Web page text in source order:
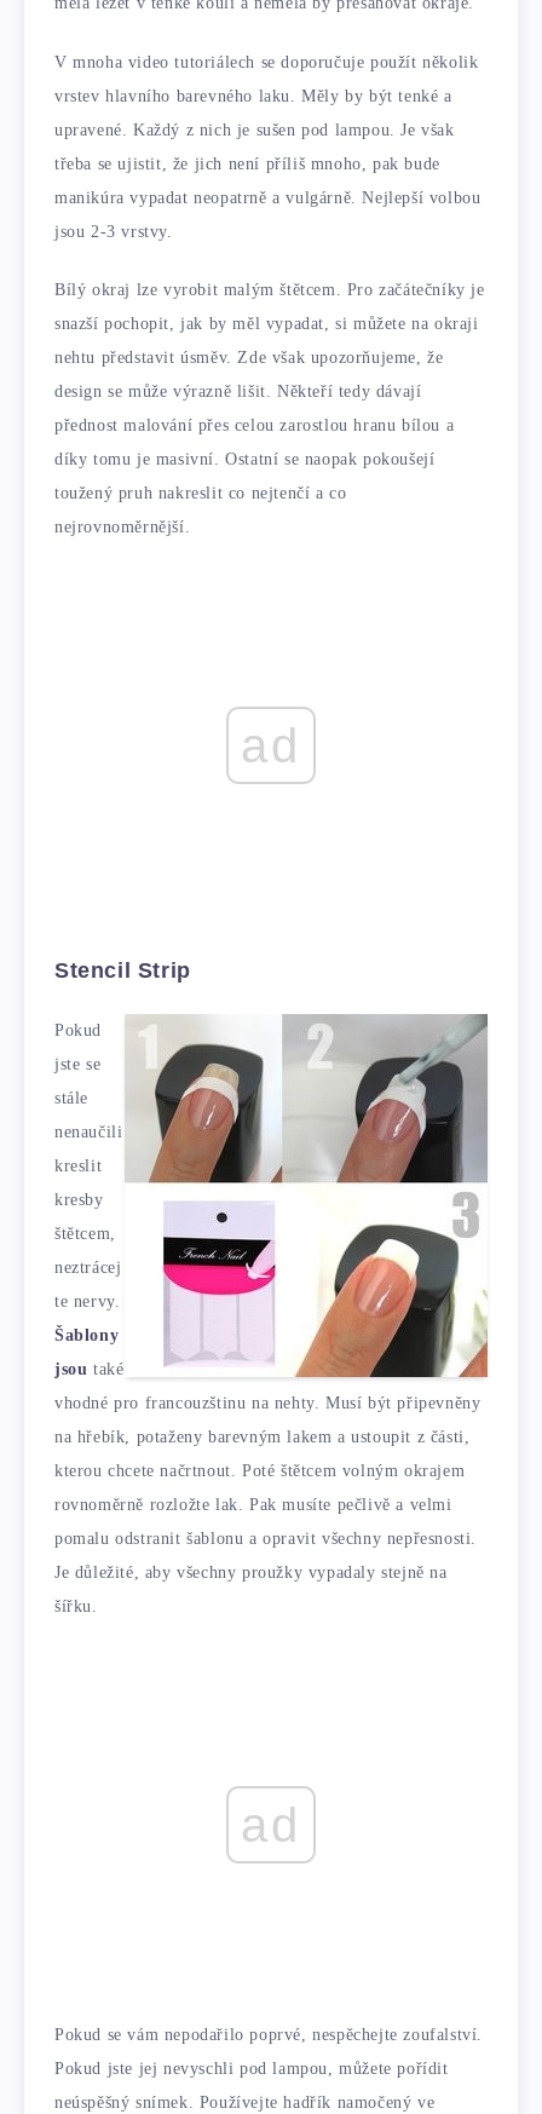
V mnoha video tutoriálech se doporučuje použít několik
vrstev hlavního barevného laku. Měly by být tenké a
upravené. Každý z nich je sušen pod lampou. Je však
třeba se ujistit, že jich není příliš mnoho, pak bude
manikúra vypadat neopatrně a vulgárně. Nejlepší volbou
jsou 2-3 vrstvy.
Bílý okraj lze vyrobit malým štětcem. Pro začátečníky je
snazší pochopit, jak by měl vypadat, si můžete na okraji
nehtu představit úsměv. Zde však upozorňujeme, že
design se může výrazně lišit. Někteří tedy dávají
přednost malování přes celou zarostlou hranu bílou a
díky tomu je masivní. Ostatní se naopak pokoušejí
toužený pruh nakreslit co nejtenčí a co
nejrovnoměrnější.
ad
Stencil Strip
Pokud
jste se
stále
nenaučili
kreslit
kresby
štětcem,
neztrácej
te nervy.
Šablony
jsou také
vhodné pro francouzštinu na nehty. Musí být připevněny
na hřebík, potaženy barevným lakem a ustoupit z části,
kterou chcete načrtnout. Poté štětcem volným okrajem
rovnoměrně rozložte lak. Pak musíte pečlivě a velmi
pomalu odstranit šablonu a opravit všechny nepřesnosti.
Je důležité, aby všechny proužky vypadaly stejně na
šířku.
ad
Pokud se vám nepodařilo poprvé, nespěchejte zoufalství.
Pokud jste jej nevyschli pod lampou, můžete pořídit
neúspěšný snímek. Používejte hadřík namočený ve